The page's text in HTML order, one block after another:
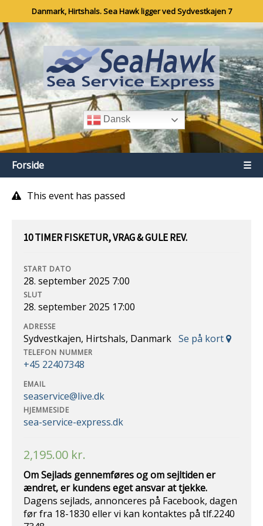
Danmark, Hirtshals. Sea Hawk ligger ved Sydvestkajen 7
Dansk
Forside ☰
This event has passed
10 TIMER FISKETUR, VRAG & GULE REV.
START DATO
28. september 2025 7:00
SLUT
28. september 2025 17:00
ADRESSE
Sydvestkajen, Hirtshals, Danmark Se på kort
TELEFON NUMMER
+45 22407348
EMAIL
seaservice@live.dk
HJEMMESIDE
sea-service-express.dk
2,195.00 kr.
Om Sejlads gennemføres og om sejltiden er
ændret, er kundens eget ansvar attjekke.
Dagens sejlads, annonceres på Facebook, dagen
før fra 18-1830 eller vi kan kontaktes på tlf.2240